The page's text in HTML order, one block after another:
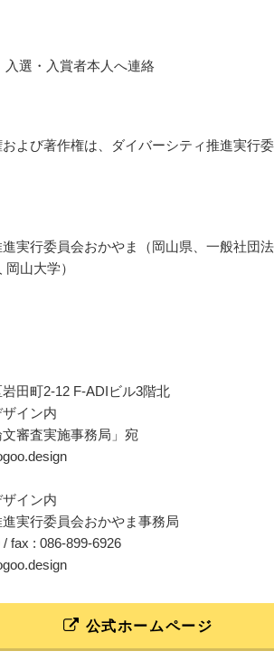
入選・入賞者本人へ連絡
よび著作権は、ダイバーシティ推進実行
実行委員会おかやま（岡山県、一般社団
山大学）
田町2-12 F-ADIビル3階北
イン内
文審査実施事務局」宛
イン内
実行委員会おかやま事務局
fax : 086-899-6926
公式ホームページ